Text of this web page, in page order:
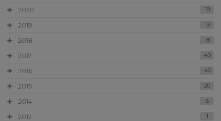
2020 18
2019 19
2018 18
2017 40
2016 40
2015 20
2014 6
2012 1